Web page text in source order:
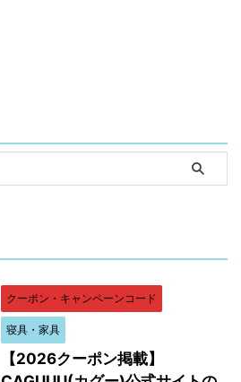
クーポン・キャンペーンコード
寝具・家具
【2026クーポン掲載】